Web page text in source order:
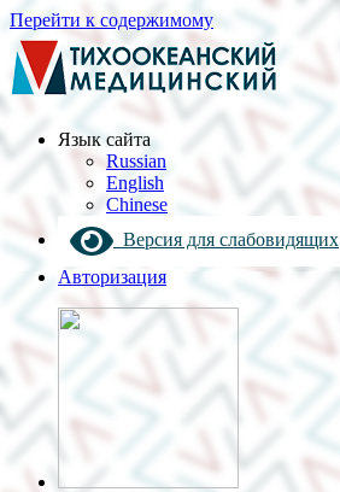
Перейти к содержимому
Язык cайта
Russian
English
Chinese
Версия для слабовидящих
Авторизация